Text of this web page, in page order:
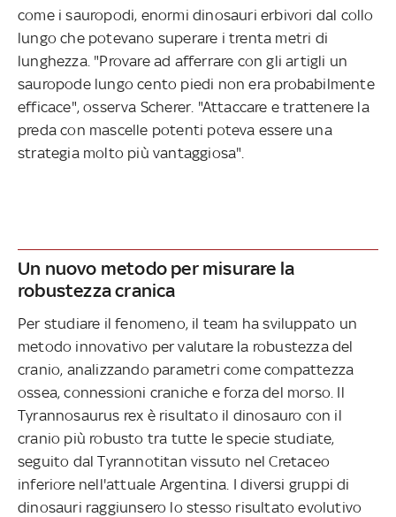
come i sauropodi, enormi dinosauri erbivori dal collo
lungo che potevano superare i trenta metri di
lunghezza. "Provare ad afferrare con gli artigli un
sauropode lungo cento piedi non era probabilmente
efficace", osserva Scherer. "Attaccare e trattenere la
preda con mascelle potenti poteva essere una
strategia molto più vantaggiosa".
Un nuovo metodo per misurare la
robustezza cranica
Per studiare il fenomeno, il team ha sviluppato un
metodo innovativo per valutare la robustezza del
cranio, analizzando parametri come compattezza
ossea, connessioni craniche e forza del morso. Il
Tyrannosaurus rex è risultato il dinosauro con il
cranio più robusto tra tutte le specie studiate,
seguito dal Tyrannotitan vissuto nel Cretaceo
inferiore nell'attuale Argentina. I diversi gruppi di
dinosauri raggiunsero lo stesso risultato evolutivo